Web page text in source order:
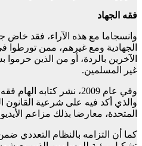
فقه الجهاد
وانسجاما مع هذه الآراء، فقد خاض
الجهادية ومع غيرهم، ممن تورطوا
الآخرين بالردة، أو من الذين
غير المسلمين.
وفي عام 2009، نشر كتابه
والذي أكد فيه على شرعية القانون
المتحدة، معارضا بذلك مزاعم
كما أن التزامه بالنظام التعددي